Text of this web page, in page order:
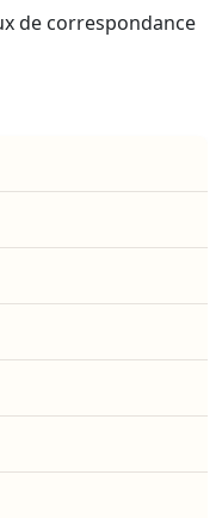
de correspondance